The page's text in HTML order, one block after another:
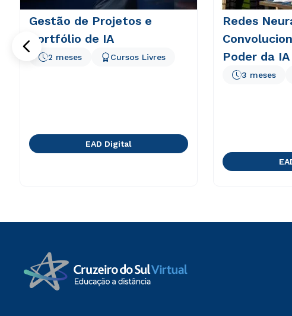
Gestão de Projetos e
Portfólio de IA
2 meses Cursos Livres
EAD Digital
Redes
Poder da IA
3 meses